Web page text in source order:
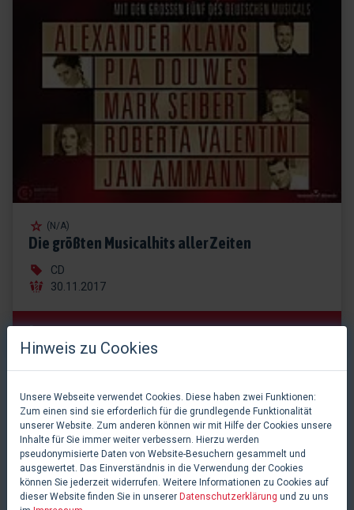
(N/A)
Die größten Musicalhits aller Zeiten
CD
30.11.2017
PRODUKTIONEN
Wir listen aufmusicalplanet.netProduktionen aus dem
deutschsprachigen Raum und sind immer bemüht alle
Produktionen in unsere Datenbank mit aufzunehmen. Gerne
Hinweis zu Cookies
Unsere Webseite verwendet Cookies. Diese haben zwei Funktionen:
Zum einen sind sie erforderlich für die grundlegende Funktionalität
unserer Website. Zum anderen können wir mit Hilfe der Cookies unsere
Inhalte für Sie immer weiter verbessern. Hierzu werden
pseudonymisierte Daten von Website-Besuchern gesammelt und
ausgewertet. Das Einverständnis in die Verwendung der Cookies
können Sie jederzeit widerrufen. Weitere Informationen zu Cookies auf
dieser Website finden Sie in unserer Datenschutzerklärung und zu uns